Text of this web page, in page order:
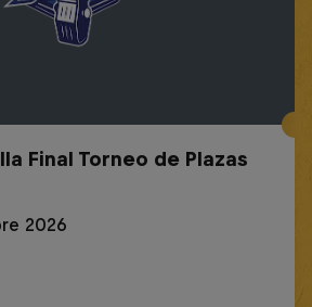
Final Torneo de Plazas
2026